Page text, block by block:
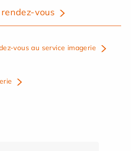
vous
vous au service imagerie